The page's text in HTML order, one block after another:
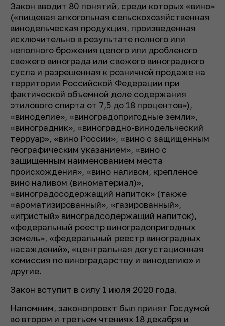
Закон вводит 80 понятий, среди которых «вино»
(«пищевая алкогольная сельскохозяйственная
винодельческая продукция, произведенная
исключительно в результате полного или
неполного брожения целого или дробленого
свежего винограда или свежего виноградного
сусла и разрешенная к розничной продаже на
территории Российской Федерации при
фактической объемной доле содержания
этилового спирта от 7,5 до 18 процентов»),
«виноделие», «виноградопригодные земли»,
«виноградник», «виноградно-винодельческий
терруар», «вино России», «вино с защищенным
географическим указанием», «вино с
защищенным наименованием места
происхождения», «вино наливом, крепленое
вино наливом (виноматериал)»,
«виноградосодержащий напиток» (также
«ароматизированный», «газированный»,
«игристый» виноградсодержащий напиток),
«федеральный реестр виноградопригодных
земель», «федеральный реестр виноградных
насаждений», «центральная дегустационная
комиссия по виноградарству и виноделию» и
другие.
Закон вступит в силу 1 июля 2020 года.
Напомним, законопроект был принят Госдумой
во втором и третьем чтениях 18 декабря и